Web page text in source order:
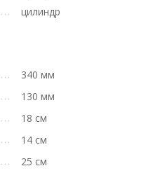
цилиндр
340 мм
130 мм
18 см
14 см
25 см